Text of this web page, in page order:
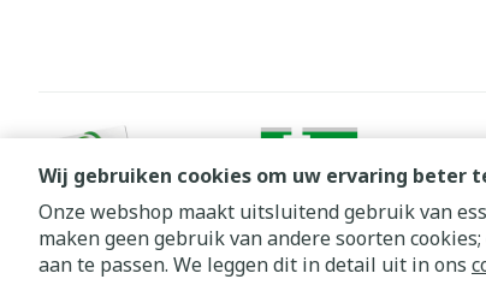
Wij gebruiken cookies om uw ervaring beter
Onze webshop maakt uitsluitend gebruik van
maken geen gebruik van andere soorten
aan te passen. We leggen dit in detail uit in ons
Algemene verkoopsvoorwaarden Privacy disclaimer